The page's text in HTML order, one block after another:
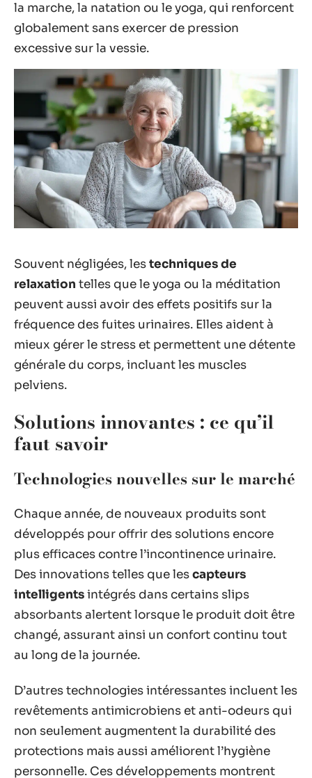
la marche, la natation ou le yoga, qui renforcent
globalement sans exercer de pression
excessive sur la vessie.
Souvent négligées, lestechniques de
relaxation telles que le yoga ou la méditation
peuvent aussi avoir des effets positifs sur la
fréquence des fuites urinaires. Elles aident à
mieux gérer le stress et permettent une détente
générale du corps, incluant les muscles
pelviens.
Solutions innovantes : ce qu’il
faut savoir
Technologies nouvelles sur le marché
Chaque année, de nouveaux produits sont
développés pour offrir des solutions encore
plus efficaces contre l’incontinence urinaire.
Des innovations telles que lescapteurs
intelligentsintégrés dans certains slips
absorbants alertent lorsque le produit doit être
changé, assurant ainsi un confort continu tout
au long de la journée.
D’autres technologies intéressantes incluent les
revêtements antimicrobiens et anti-odeurs qui
non seulement augmentent la durabilité des
protections mais aussi améliorent l’hygiène
personnelle. Ces développements montrent